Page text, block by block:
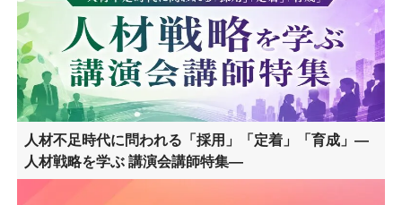
人材不足時代に問われる「採用」「定着」「育成」―
人材戦略を学ぶ 講演会講師特集―